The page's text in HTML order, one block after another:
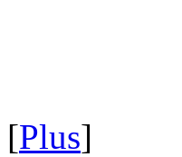
[Plus]